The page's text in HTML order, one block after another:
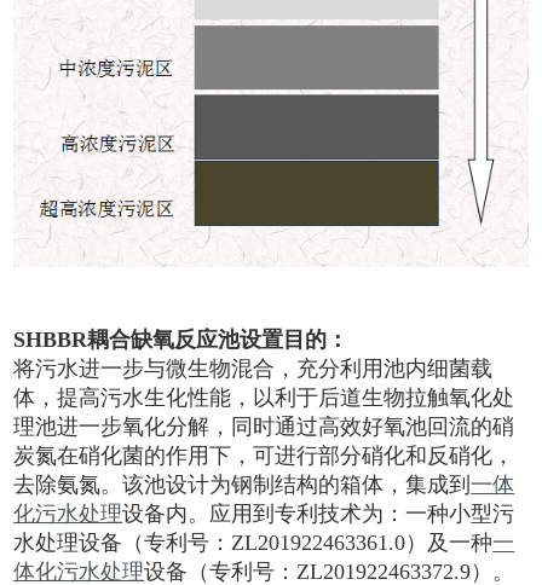
SHBBR耦合缺氧反应池设置目的：
将污水进一步与微生物混合，充分利用池内细菌载
体，提高污水生化性能，以利于后道生物拉触氧化处
理池进一步氧化分解，同时通过高效好氧池回流的硝
炭氮在硝化菌的作用下，可进行部分硝化和反硝化，
去除氨氮。该池设计为钢制结构的箱体，集成到一体
化污水处理设备内。应用到专利技术为：一种小型污
水处理设备（专利号：ZL201922463361.0）及一种一
体化污水处理设备（专利号：ZL201922463372.9）。